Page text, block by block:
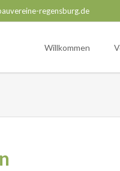
regensburg.de
Willkommen